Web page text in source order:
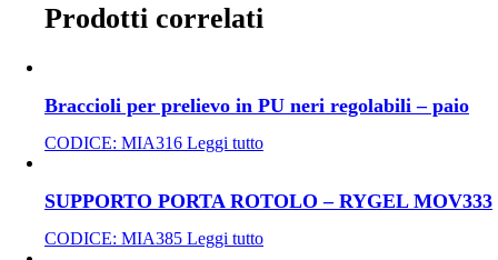
Prodotti correlati
Braccioli per prelievo in PU neri regolabili – paio
CODICE: MIA316 Leggi tutto
SUPPORTO PORTA ROTOLO – RYGEL MOV333
CODICE: MIA385 Leggi tutto